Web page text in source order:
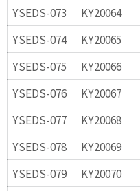
YSEDS-073
KY20064
YSEDS-074
KY20065
YSEDS-075
KY20066
YSEDS-076
KY20067
YSEDS-077
KY20068
YSEDS-078
KY20069
YSEDS-079
KY20070